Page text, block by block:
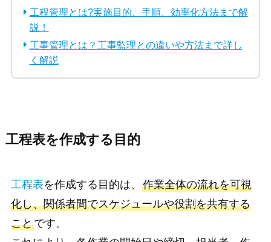
工程管理とは?実施目的、手順、効率化方法まで解
説！
工事管理とは？工事監理との違いや方法まで詳し
く解説
工程表を作成する目的
工程表を作成する目的は、 作業全体の流れを可視
化し、関係者間でスケジュールや役割を共有する
ことです。